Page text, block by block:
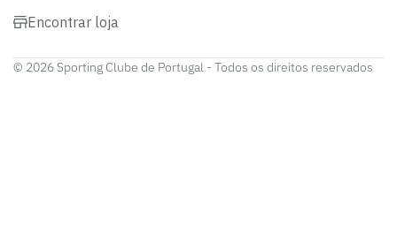
Encontrar loja
© 2026 Sporting Clube de Portugal - Todos os direitos reservados